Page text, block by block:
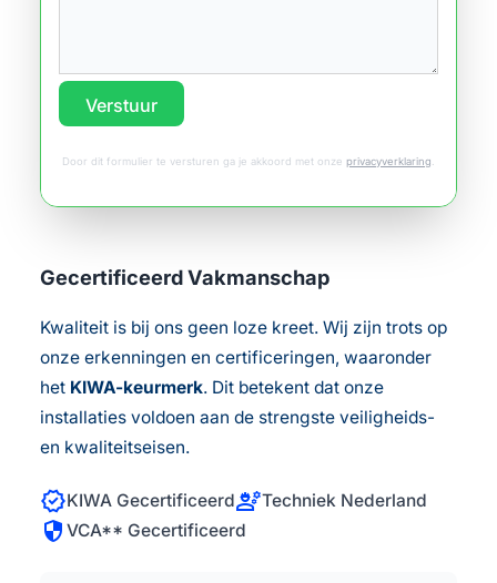
Verstuur
Door dit formulier te versturen ga je akkoord met onze privacyverklaring.
Gecertificeerd Vakmanschap
Kwaliteit is bij ons geen loze kreet. Wij zijn trots op
onze erkenningen en certificeringen, waaronder
het KIWA-keurmerk. Dit betekent dat onze
installaties voldoen aan de strengste veiligheids-
en kwaliteitseisen.
verifiedKIWA GecertificeerdengineeringTechniek Nederland
securityVCA** Gecertificeerd